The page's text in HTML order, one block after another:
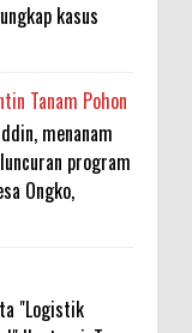
kasus
Tanam Pohon
menanam
program
Ongko,
"Logistik